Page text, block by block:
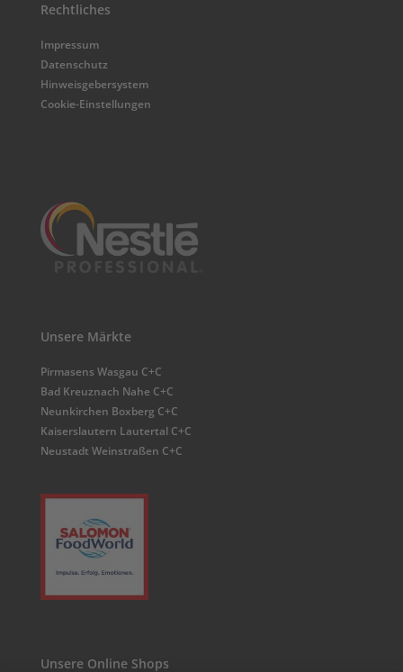
Rechtliches
Impressum
Datenschutz
Hinweisgebersystem
Cookie-Einstellungen
Unsere Märkte
Pirmasens Wasgau C+C
Bad Kreuznach Nahe C+C
Neunkirchen Boxberg C+C
Kaiserslautern Lautertal C+C
Neustadt Weinstraßen C+C
Unsere Online Shops